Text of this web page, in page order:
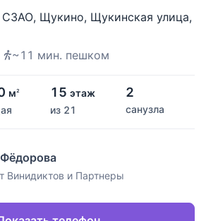
СЗАО, Щукино, Щукинская улица,
~11 мин. пешком
м2 15 этаж
из 21
2
санузла
Винидиктов и Партнеры